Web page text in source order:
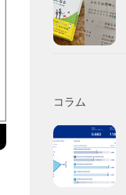
コラム